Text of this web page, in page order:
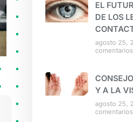
EL
DE LOS
agosto 25,
comentarios
Y A LA
agosto 25,
comentarios